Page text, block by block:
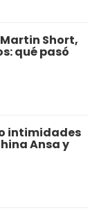
Short,
qué pasó
intimidades
Ansa y